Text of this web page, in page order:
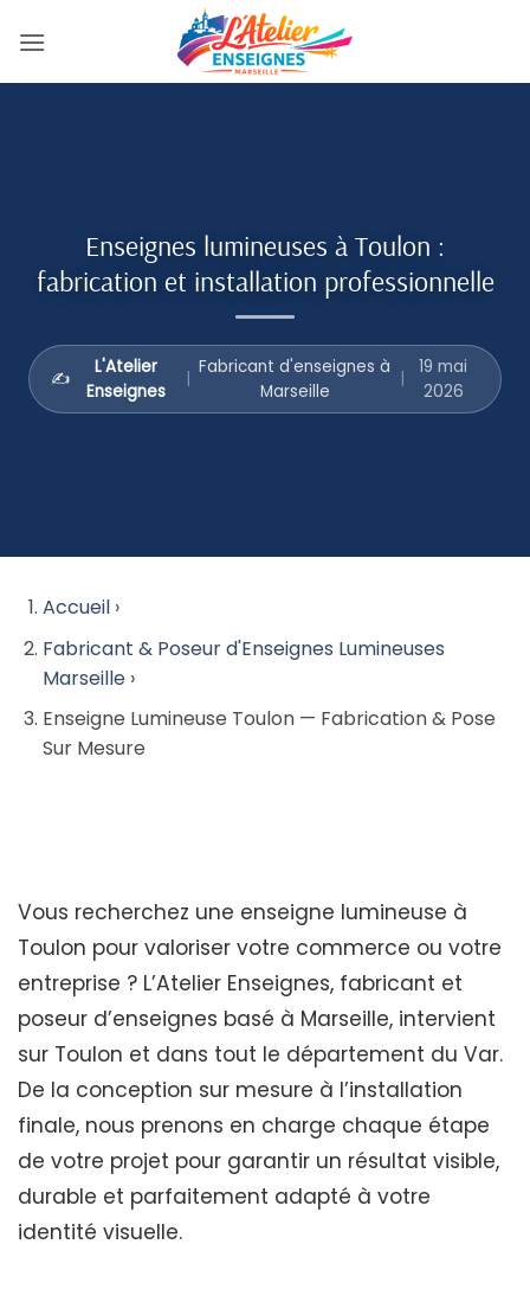
au
Enseignes lumineuses à Toulon :
fabrication et installation professionnelle
✍️
L'Atelier
Enseignes
|
Fabricant d'enseignes à
Marseille
|
19 mai
2026
Accueil›
Fabricant & Poseur d'Enseignes Lumineuses
Marseille›
Enseigne Lumineuse Toulon — Fabrication & Pose
Sur Mesure
Vous recherchez une enseigne lumineuse à
Toulon pour valoriser votre commerce ou votre
entreprise ? L’Atelier Enseignes, fabricant et
poseur d’enseignes basé à Marseille, intervient
sur Toulon et dans tout le département du Var.
De la conception sur mesure à l’installation
finale, nous prenons en charge chaque étape
de votre projet pour garantir un résultat visible,
durable et parfaitement adapté à votre
identité visuelle.